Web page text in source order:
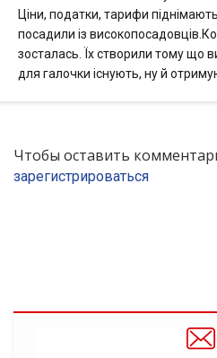
Ціни, податки, тарифи
посадили із
зосталась. Їх створили тому що
для галочки існують, ну й
Чтобы оставить
зарегистрироваться